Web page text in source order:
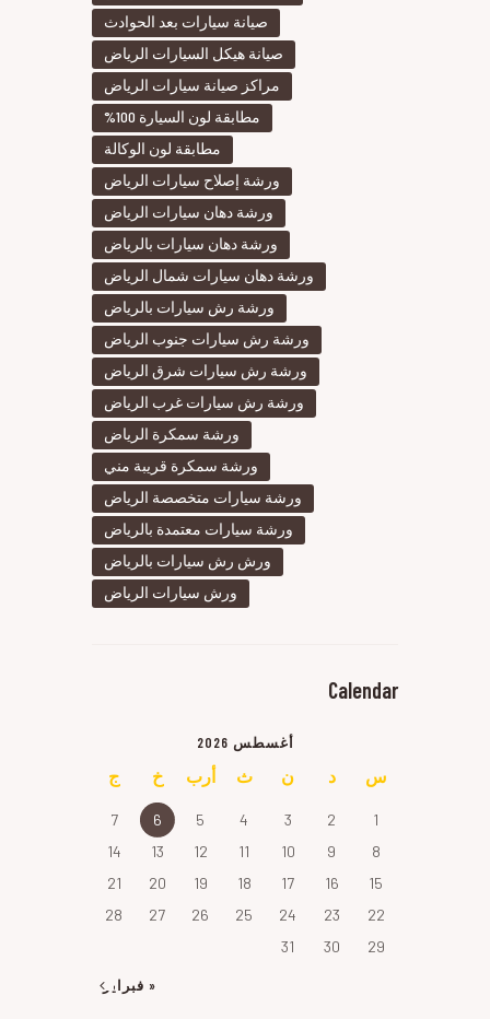
صيانة سيارات بعد الحوادث
صيانة هيكل السيارات الرياض
مراكز صيانة سيارات الرياض
مطابقة لون السيارة 100%
مطابقة لون الوكالة
ورشة إصلاح سيارات الرياض
ورشة دهان سيارات الرياض
ورشة دهان سيارات بالرياض
ورشة دهان سيارات شمال الرياض
ورشة رش سيارات بالرياض
ورشة رش سيارات جنوب الرياض
ورشة رش سيارات شرق الرياض
ورشة رش سيارات غرب الرياض
ورشة سمكرة الرياض
ورشة سمكرة قريبة مني
ورشة سيارات متخصصة الرياض
ورشة سيارات معتمدة بالرياض
ورش رش سيارات بالرياض
ورش سيارات الرياض
Calendar
أغسطس 2026
س د ن ث أرب خ ج
1
2
3
4
5
6
7
8
9
10
11
12
13
14
15
16
17
18
19
20
21
22
23
24
25
26
27
28
29
30
31
« فبراير